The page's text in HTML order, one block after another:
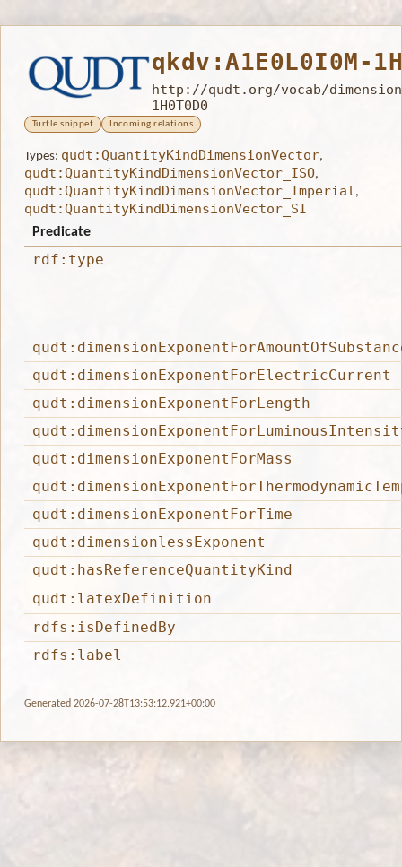
qkdv:A1E0L0I0M-
http://qudt.org/vocab/
1H0T0D0
Turtle snippet Incoming relations
Types: qudt:QuantityKindDimensionVector,
qudt:QuantityKindDimensionVector_ISO,
qudt:QuantityKindDimensionVector_Imperial,
qudt:QuantityKindDimensionVector_SI
Predicate
rdf:type
qudt:dimensionExponentForElectricCurrent
qudt:dimensionExponentForLength
qudt:dimensionExponentForMass
qudt:dimensionExponentForTime
qudt:dimensionlessExponent
qudt:hasReferenceQuantityKind
qudt:latexDefinition
rdfs:isDefinedBy
rdfs:label
Generated 2026-07-28T13:53:12.921+00:00